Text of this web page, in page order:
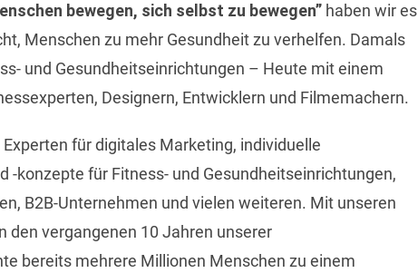
bewegen, sich selbst zu bewegen”haben wir es
Menschen zu mehr Gesundheit zu verhelfen. Damals
und Gesundheitseinrichtungen – Heute mit einem
Designern, Entwicklern und Filmemachern.
für digitales Marketing, individuelle
-konzepte für Fitness- und Gesundheitseinrichtungen,
B2B-Unternehmen und vielen weiteren. Mit unseren
den vergangenen 10 Jahren unserer
bereits mehrere Millionen Menschen zu einem